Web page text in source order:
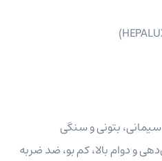
بتونی و سنگی
و دوام بالا، کم بو، ضد ضربه